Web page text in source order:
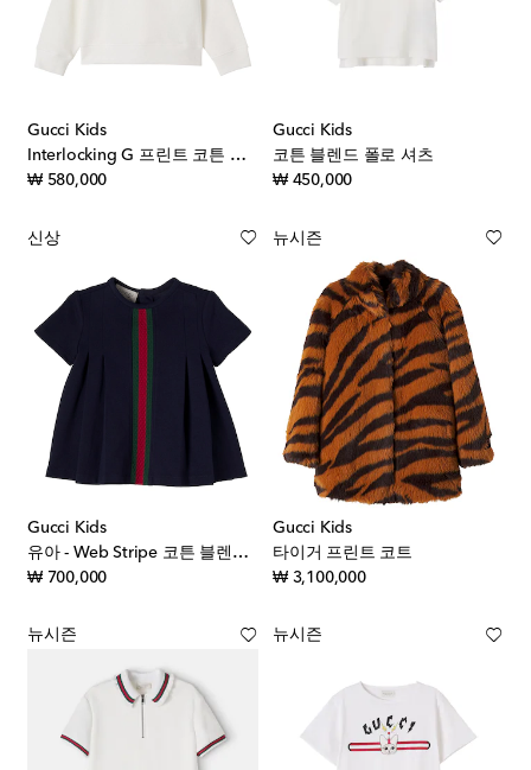
Gucci Kids
Interlocking G 프린트 코튼 스웨트셔츠
₩ 580,000original price
Gucci Kids
코튼 블렌드 폴로 셔츠
₩ 450,000original price
신상
Gucci Kids
유아 - Web Stripe 코튼 블렌드 피케 드레스
₩ 700,000original price
뉴시즌
Gucci Kids
타이거 프린트 코트
₩ 3,100,000original price
뉴시즌 뉴시즌